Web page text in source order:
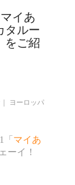
イあ
タルー
をご紹
ヨーロッパ
マイあ
ーイ！